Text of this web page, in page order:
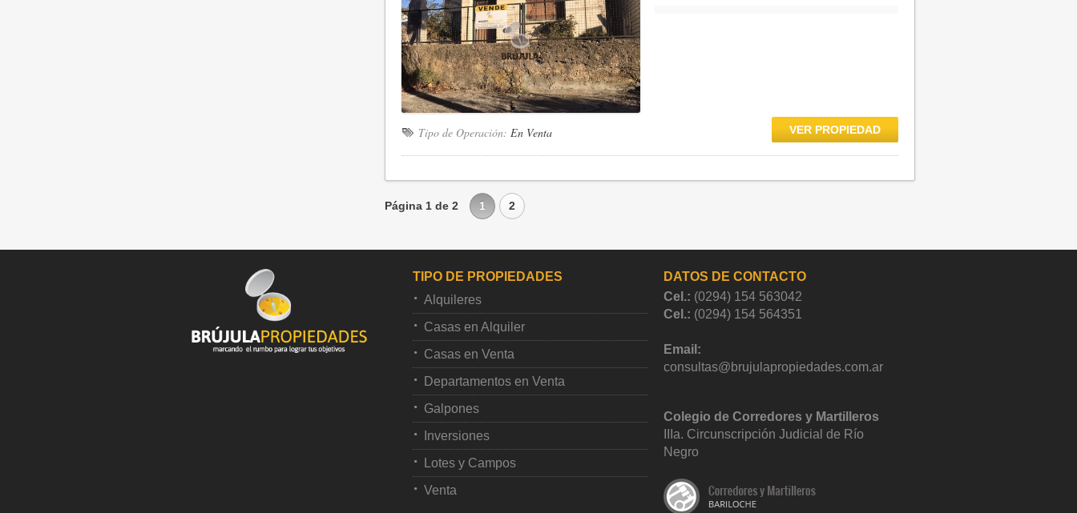
Tipo de Operación: En Venta VER PROPIEDAD
Página 1 de 2 1 2
TIPO DE PROPIEDADES
Alquileres
Casas en Alquiler
Casas en Venta
Departamentos en Venta
Galpones
Inversiones
Lotes y Campos
Venta
DATOS DE CONTACTO
Cel.: (0294) 154 563042
Cel.: (0294) 154 564351
Email:
consultas@brujulapropiedades.com.ar
Colegio de Corredores y Martilleros
IIIa. Circunscripción Judicial de Río
Negro